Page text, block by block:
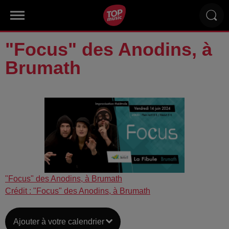
"Focus" des Anodins, à
Brumath
"Focus" des Anodins, à Brumath
Crédit : "Focus" des Anodins, à Brumath
Ajouter à votre calendrier